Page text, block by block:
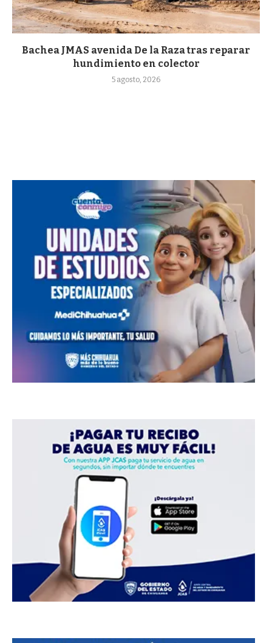
Bachea JMAS avenida De la Raza tras reparar
hundimiento en colector
5 agosto, 2026